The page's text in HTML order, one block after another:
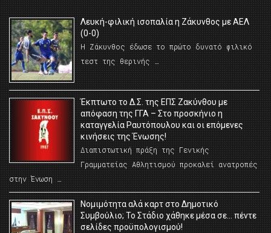
Λευκή-φιλική ισοπαλία η Ζάκυνθος με ΑΕΛ
(0-0)
Η Ζάκυνθος έδωσε το πρώτο δυνατό φιλικό
τεστ της θερινής …
Έκπτωτο το Δ.Σ. της ΕΠΣ Ζακύνθου με
απόφαση της ΓΓΑ – Στο προσκήνιο η
καταγγελία Ραυτόπουλου και οι επόμενες
κινήσεις της Ένωσης!
Διαπιστωτική πράξη της Γενικής
Γραμματείας Αθλητισμού προκαλεί ανατροπές
στην Ένωση …
Νομιμότητα αλά καρτ στο Δημοτικό
Συμβούλιο; Το Στάδιο χάθηκε μέσα σε… πέντε
σελίδες προϋπολογισμού!